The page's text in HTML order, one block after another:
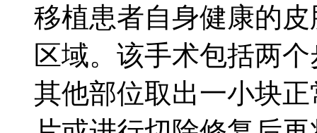
移植患者自身健康的
区域。该手术包括两
其他部位取出一小块